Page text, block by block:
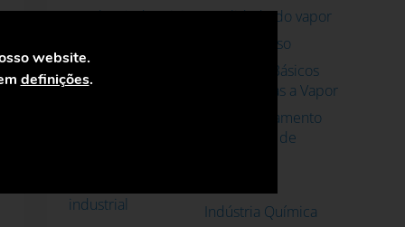
Bombas industriais
Qualidade do vapor
Casos de Uso
Fluxómetros de
Vapor
Conceitos Básicos
em Sistemas a Vapor
Dimensionamento
de Válvulas de
industrial
Indústria Química
website.
definições.